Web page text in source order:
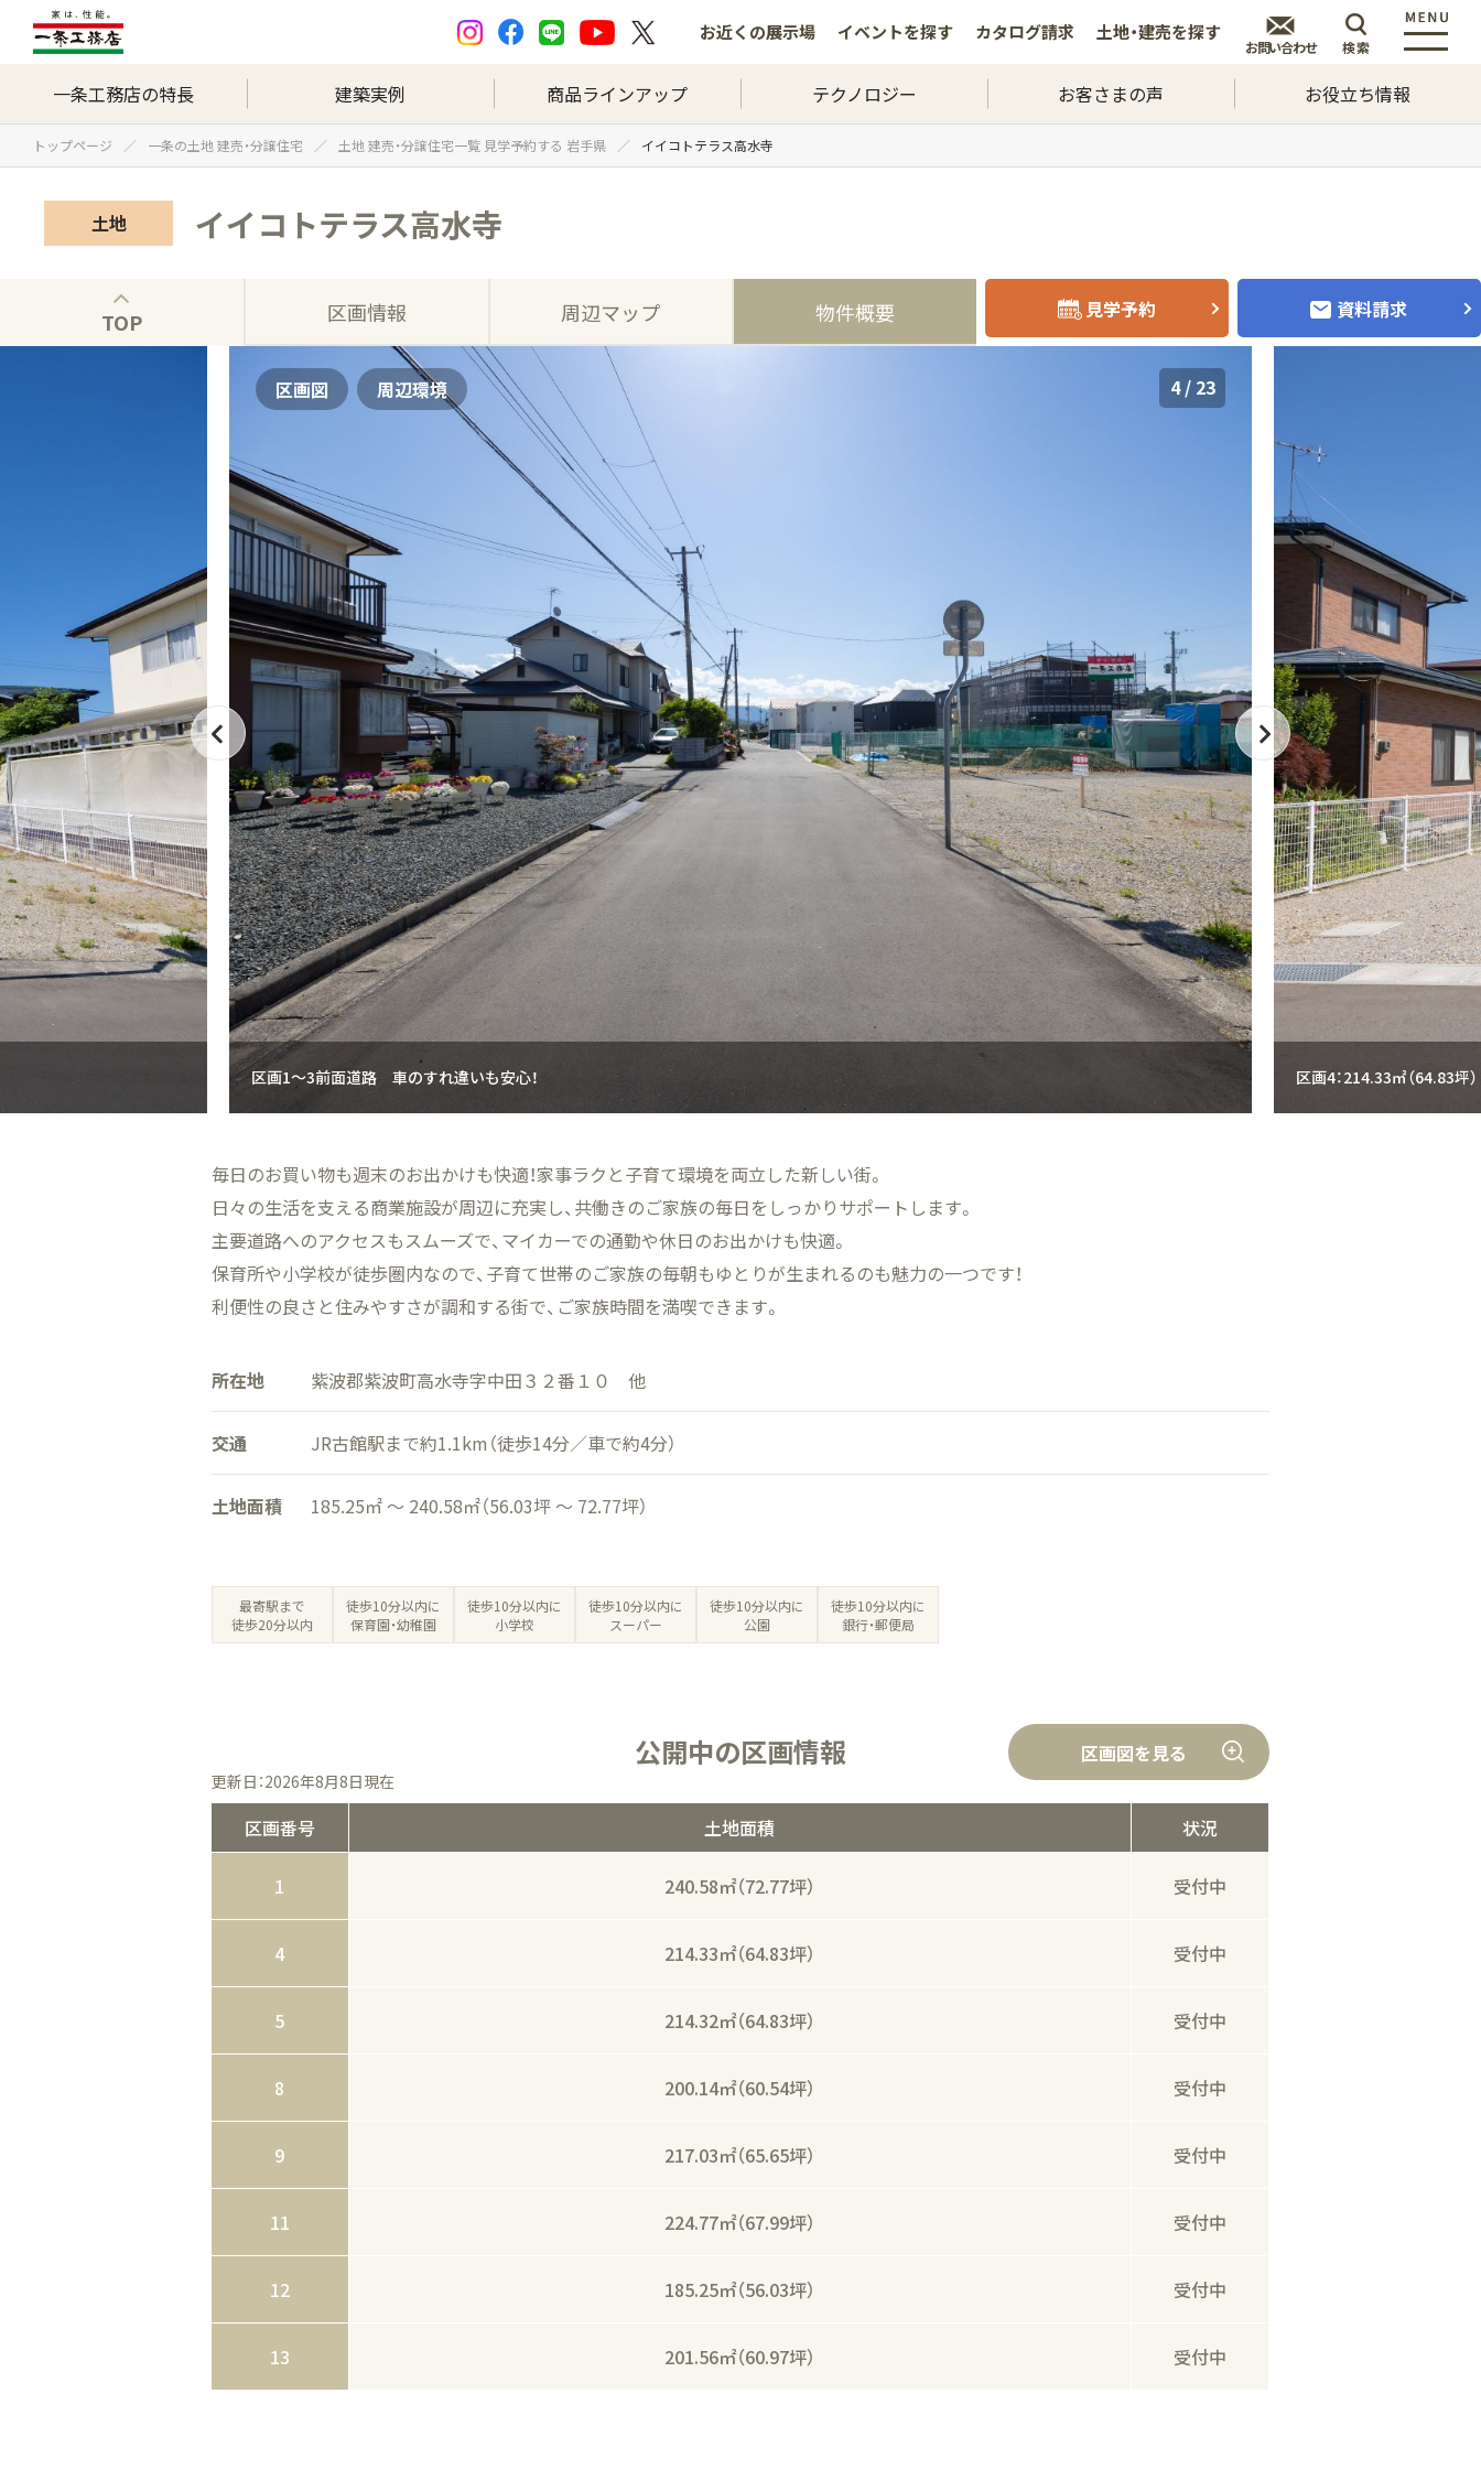
お近くの展示場 イベントを探す カタログ請求 土地・建売を探す
お問い合わせ 検索
一条工務店の特長 建築実例 商品ラインアップ テクノロジー お客さまの声 お役立ち情報
トップページ 一条の土地 建売・分譲住宅 土地 建売・分譲住宅一覧 見学予約する 岩手県 イイコトテラス高水寺
土地 イイコトテラス高水寺
TOP 区画情報 周辺マップ 物件概要 見学予約 資料請求
区画1～3前面道路 車のすれ違いも安心！ 区画4：214.33㎡（64.83
区画図 周辺環境 5/ 23
毎日のお買い物も週末のお出かけも快適！家事ラクと子育て環境を両立した新しい街。
日々の生活を支える商業施設が周辺に充実し、共働きのご家族の毎日をしっかりサポートします。
主要道路へのアクセスもスムーズで、マイカーでの通勤や休日のお出かけも快適。
保育所や小学校が徒歩圏内なので、子育て世帯のご家族の毎朝もゆとりが生まれるのも魅力の一つです！
利便性の良さと住みやすさが調和する街で、ご家族時間を満喫できます。
所在地 紫波郡紫波町高水寺字中田３２番１０ 他
交通 JR古館駅まで約1.1km（徒歩14分／車で約4分）
土地面積 185.25㎡ ～ 240.58㎡（56.03坪 ～ 72.77坪）
最寄駅まで
徒歩20分以内
徒歩10分以内に
保育園・幼稚園
徒歩10分以内に
小学校
徒歩10分以内に
スーパー
徒歩10分以内に
公園
徒歩10分以内に
銀行・郵便局
公開中の区画情報 区画図を見る
更新日：2026年8月8日現在
区画番号 土地面積 状況
1 240.58㎡（72.77坪） 受付中
4 214.33㎡（64.83坪） 受付中
5 214.32㎡（64.83坪） 受付中
8 200.14㎡（60.54坪） 受付中
9 217.03㎡（65.65坪） 受付中
11 224.77㎡（67.99坪） 受付中
12 185.25㎡（56.03坪） 受付中
13 201.56㎡（60.97坪） 受付中